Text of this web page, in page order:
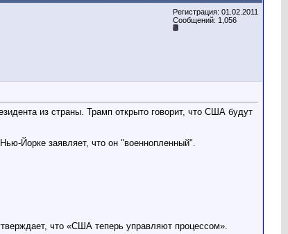
Регистрация: 01.02.2011
Сообщений: 1,056
из страны. Трамп открыто говорит, что США будут
Йорке заявляет, что он "военнопленный".
что «США теперь управляют процессом».